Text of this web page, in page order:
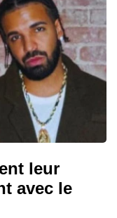
leur
avec le